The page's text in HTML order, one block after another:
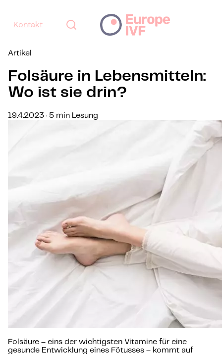
Kontakt
Artikel
Folsäure in Lebensmitteln:
Wo ist sie drin?
19.4.2023 · 5 min Lesung
Folsäure – eins der wichtigsten Vitamine für eine
gesunde Entwicklung eines Fötusses – kommt auf